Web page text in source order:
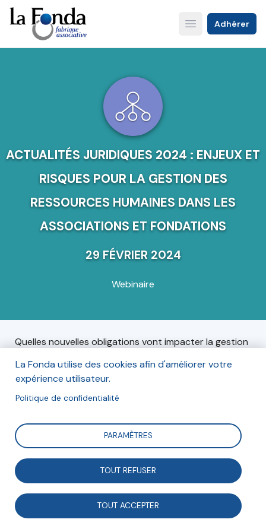
Aller
au
contenu
principal
Open main menu
Adhérer
ACTUALITÉS JURIDIQUES 2024 : ENJEUX ET
RISQUES POUR LA GESTION DES
RESSOURCES HUMAINES DANS LES
ASSOCIATIONS ET FONDATIONS
29 FÉVRIER 2024
Webinaire
Quelles nouvelles obligations vont impacter la gestion
fondations ? L’IDAF vous invite à un webinaire le 29
février prochain, dédié à l’actualité législative,
règlementaire et jurisprudentielle affectant le droit
Informations
La Fonda utilise des cookies afin d'améliorer votre
expérience utilisateur.
Politique de confidentialité
PARAMÈTRES
TOUT REFUSER
TOUT ACCEPTER